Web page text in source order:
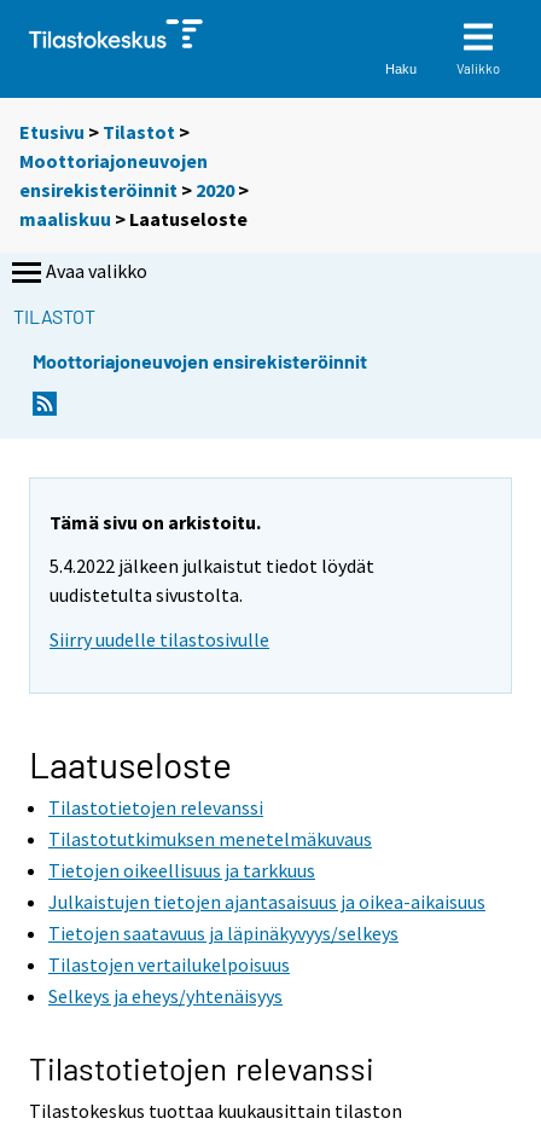
Haku Valikko
Etusivu > Tilastot >
Moottoriajoneuvojen
ensirekisteröinnit > 2020>
maaliskuu > Laatuseloste
Avaa valikko
TILASTOT
Moottoriajoneuvojen ensirekisteröinnit
Tämä sivu on arkistoitu.
5.4.2022 jälkeen julkaistut tiedot löydät
uudistetulta sivustolta.
Siirry uudelle tilastosivulle
Laatuseloste
Tilastotietojen relevanssi
Tilastotutkimuksen menetelmäkuvaus
Tietojen oikeellisuus ja tarkkuus
Julkaistujen tietojen ajantasaisuus ja oikea-aikaisuus
Tietojen saatavuus ja läpinäkyvyys/selkeys
Tilastojen vertailukelpoisuus
Selkeys ja eheys/yhtenäisyys
Tilastotietojen relevanssi
Tilastokeskus tuottaa kuukausittain tilaston